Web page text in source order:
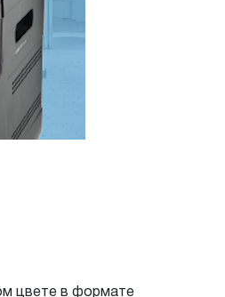
цвете в формате